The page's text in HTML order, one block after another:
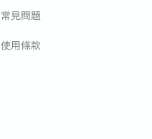
常見問題
使用條款